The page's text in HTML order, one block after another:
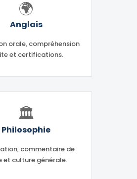
🌍
Anglais
orale, compréhension
et certifications.
🏛️
Philosophie
commentaire de
et culture générale.